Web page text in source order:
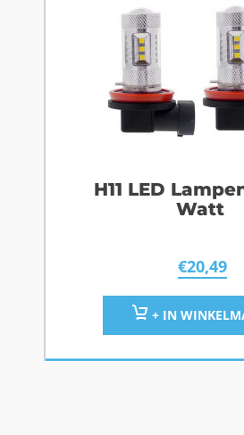
H11 LED
Watt
€20,49
+ IN